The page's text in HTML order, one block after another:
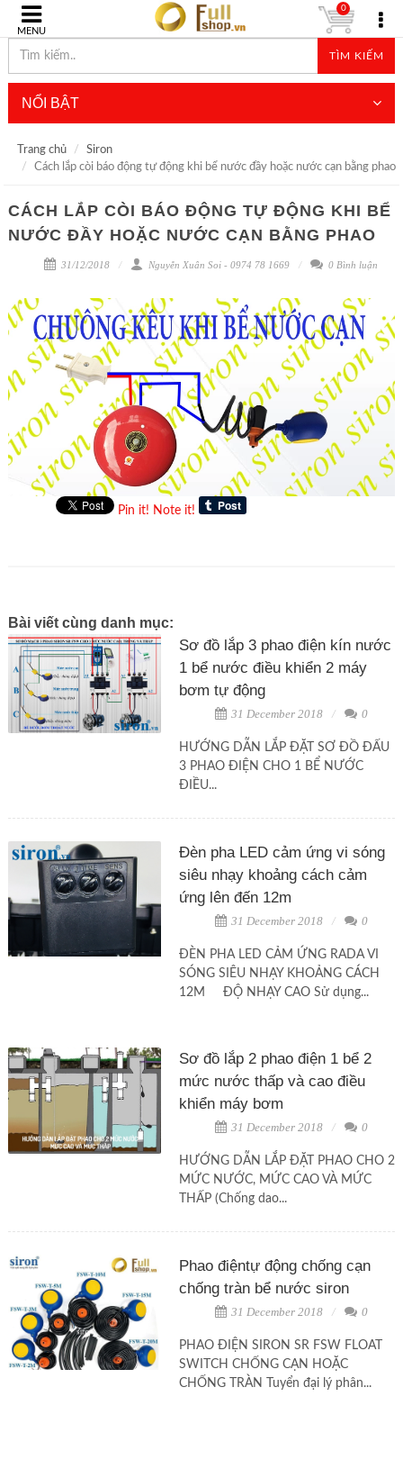
MENU
TÌM KIẾM
0
NỔI BẬT
Trang chủ
Siron
Cách lắp còi báo động tự động khi bể nước đầy hoặc nước cạn bằng phao
CÁCH LẮP CÒI BÁO ĐỘNG TỰ ĐỘNG KHI BỂ
NƯỚC ĐẦY HOẶC NƯỚC CẠN BẰNG PHAO
31/12/2018 Nguyễn Xuân Soi - 0974 78 1669 0 Bình luận
Pin it! Note it!
Bài viết cùng danh mục:
Sơ đồ lắp 3 phao điện kín nước
1 bể nước điều khiển 2 máy
bơm tự động
31 December 2018 0
HƯỚNG DẪN LẮP ĐẶT SƠ ĐỒ ĐẤU
3 PHAO ĐIỆN CHO 1 BỂ NƯỚC
ĐIỀU...
Đèn pha LED cảm ứng vi sóng
siêu nhạy khoảng cách cảm
ứng lên đến 12m
31 December 2018 0
ĐÈN PHA LED CẢM ỨNG RADA VI
SÓNG SIÊU NHẠY KHOẢNG CÁCH
12M ĐỘ NHẠY CAO Sử dụng...
Sơ đồ lắp 2 phao điện 1 bể 2
mức nước thấp và cao điều
khiển máy bơm
31 December 2018 0
HƯỚNG DẪN LẮP ĐẶT PHAO CHO 2
MỨC NƯỚC, MỨC CAO VÀ MỨC
THẤP (Chống dao...
Phao điệntự động chống cạn
chống tràn bể nước siron
31 December 2018 0
PHAO ĐIỆN SIRON SR FSW FLOAT
SWITCH CHỐNG CẠN HOẶC
CHỐNG TRÀN Tuyển đại lý phân...